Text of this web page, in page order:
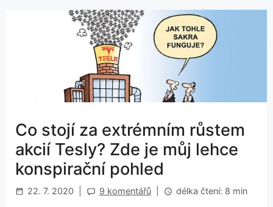
Co stojí za extrémním růstem
akcií Tesly? Zde je můj lehce
konspirační pohled
22. 7. 2020 9 komentářů délka čtení: 8 min